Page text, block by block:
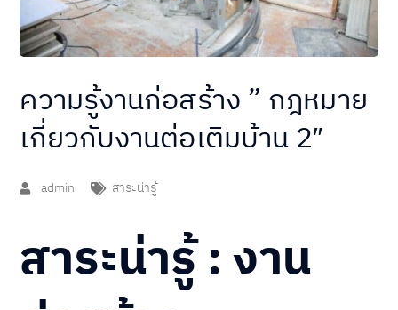
ความรู้งานก่อสร้าง ” กฎหมาย
เกี่ยวกับงานต่อเติมบ้าน 2″
admin สาระน่ารู้
สาระน่ารู้:งาน